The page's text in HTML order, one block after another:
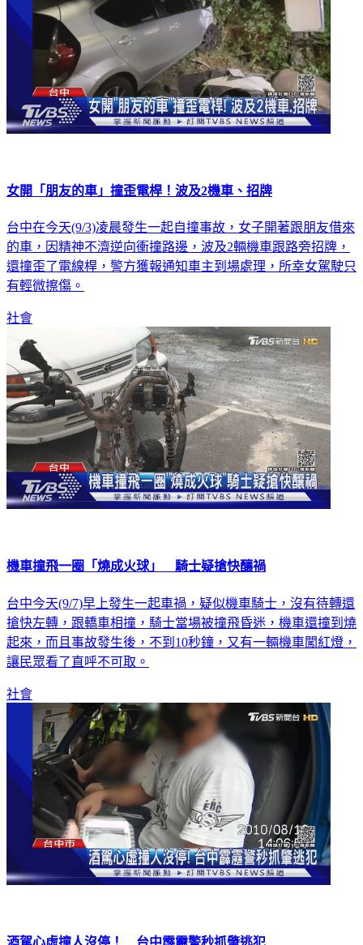
女開「朋友的車」撞歪電桿！波及2機車、招牌
台中在今天(9/3)凌晨發生一起自撞事故，女子開著跟朋友借來
的車，因精神不濟逆向衝撞路邊，波及2輛機車跟路旁招牌，
還撞歪了電線桿，警方獲報通知車主到場處理，所幸女駕駛只
有輕微擦傷。
社會
機車撞飛一圈「燒成火球」 騎士疑搶快釀禍
台中今天(9/7)早上發生一起車禍，疑似機車騎士，沒有待轉還
搶快左轉，跟轎車相撞，騎士當場被撞飛昏迷，機車還撞到燒
起來，而且事故發生後，不到10秒鐘，又有一輛機車闖紅燈，
讓民眾看了直呼不可取。
社會
酒駕心虛撞人沒停！ 台中霹靂警秒抓肇逃犯